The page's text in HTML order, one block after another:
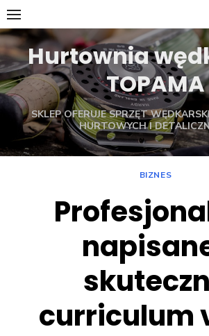
Skip
to
contentHurtownia
TOPAMA
SKLEP OFERUJE SPRZĘT
HURTOWYCH I
BIZNES
curriculum